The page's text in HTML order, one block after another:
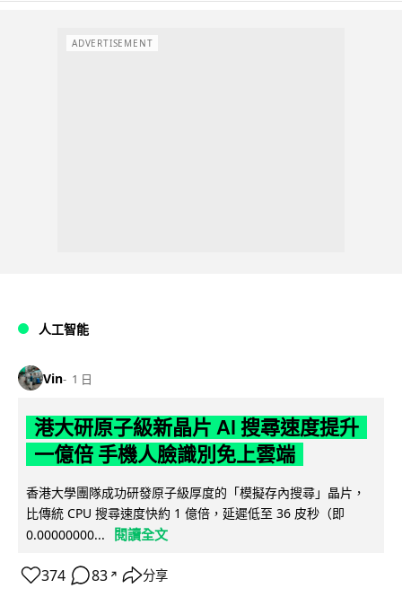
ADVERTISEMENT
人工智能
Vin 1 日
港大研原子級新晶片 AI 搜尋速度提升
一億倍 手機人臉識別免上雲端
香港大學團隊成功研發原子級厚度的「模擬存內搜尋」晶片，
比傳統 CPU 搜尋速度快約 1 億倍，延遲低至 36 皮秒（即
0.00000000...
閱讀全文
374 83 ↗ 分享